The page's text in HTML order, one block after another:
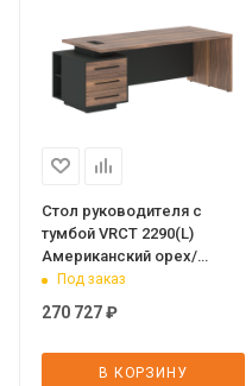
Стол руководителя с
тумбой VRCT 2290(L)
Американский орех/
Черный матовый/Яшма
Под заказ
270 727₽
В КОРЗИНУ